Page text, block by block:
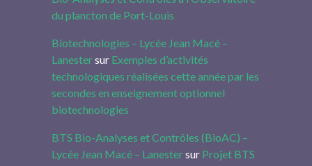
du plancton de Port-Louis
Biotechnologies – Lycée Jean Macé –
Lanestersur Exemples d’activités
technologiques réalisées cette année par les
secondes en enseignement optionnel
biotechnologies
BTS Bio-Analyses et Contrôles (BioAC) –
Lycée Jean Macé – Lanestersur Projet BTS